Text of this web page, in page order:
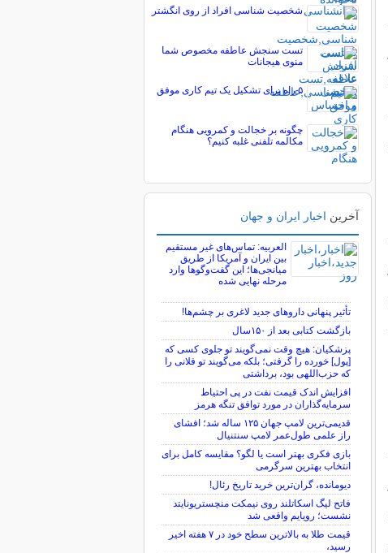
شخصیت شناسی افراد از روی انگشتر
تست سنجش عاطفه مخصوص شما
منوی هیجانات
۵ راه برای تشکیل یک تیم کاری موفق
چگونه بر خجالت و کمرویی هنگام
مکالمه تلفنی غلبه کنیم؟
آخرین اخبار ایران و جهان
العربیه: تماس‌های غیر مستقیم
بین ایران و آمریکا از طریق
میانجی‌ها؛ این گفت‌و‌گو‌ها وارد
مرحله نهایی شده
تأثیر پنهانی داروهای جدید لاغری بر چشم‌ها!
بازگشت کتابی بعد از ۱۵۰سال
پزشکیان: هیچ وقت نمی‌گویند تو جلوی کسی که
[پول] خورده را گرفتی؛ بلکه می‌گویند تو فلانی را
که حزب‌اللهی بود، برداشتی
افزایش اندک قیمت نفت در پی احتیاط
سرمایه‌گذاران در مورد توافق تنگه هرمز
قدیمی‌ترین لامپ جهان ۱۲۵ ساله شد؛ افشای
راز علمی طول‌عمر لامپ سنتنیال
بازی فکری بهتر است یا لگو؟ مقایسه کامل برای
انتخاب بهترین سرگرمی
دیومانده، گران‌ترین خرید تاریخ رئال!
فاتح لیگ اسکاتلند روی نیمکت منچستریونایتد
نشست؛ رویایم واقعی شد
قیمت طلا به بالاترین سطح خود در ۷ هفته اخیر
رسید،